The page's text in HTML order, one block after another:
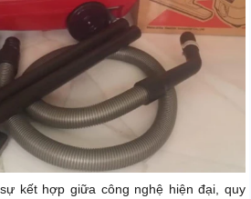
kết hợp giữa công nghệ hiện đại, quy